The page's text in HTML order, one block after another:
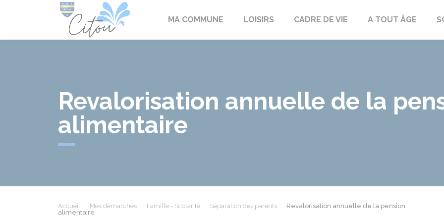
MA COMMUNE LOISIRS CADRE DE VIE A TOUT ÂGE
Revalorisation annuelle de la
alimentaire
Accueil Mes démarches Famille - Scolarité Séparation des parents
Revalorisation annuelle de la pension
alimentaire